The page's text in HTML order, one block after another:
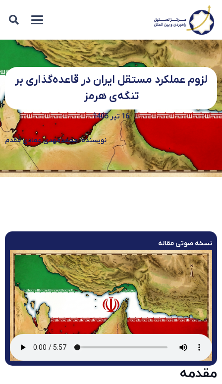
لزوم عملکرد مستقل ایران در قاعده‌گذاری بر
تنگه‌ی هرمز
16 تیر 1405
نویسنده: محمدمهدی عمادی مقدم
نسخه صوتی مقاله
مقدمه